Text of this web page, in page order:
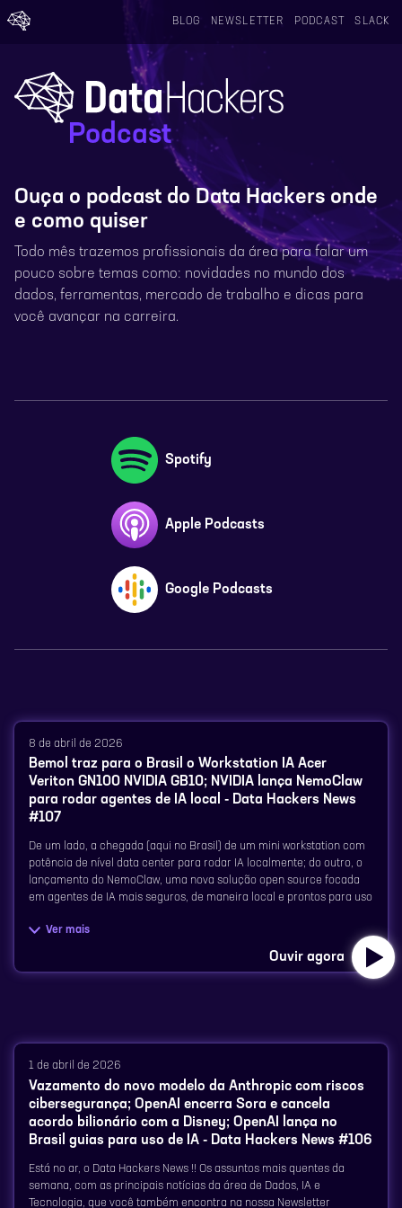
BLOG NEWSLETTER PODCAST SLACK
Podcast
Ouça o podcast do Data Hackers onde
e como quiser
Todo mês trazemos profissionais da área para falar um
pouco sobre temas como: novidades no mundo dos
dados, ferramentas, mercado de trabalho e dicas para
você avançar na carreira.
Spotify
Apple Podcasts
Google Podcasts
8 de abril de 2026
Bemol traz para o Brasil o Workstation IA Acer
Veriton GN100 NVIDIA GB10; NVIDIA lança NemoClaw
para rodar agentes de IA local - Data Hackers News
#107
De um lado, a chegada (aqui no Brasil) de um mini workstation com
potência de nível data center para rodar IA localmente; do outro, o
lançamento do NemoClaw, uma nova solução open source focada
em agentes de IA mais seguros, de maneira local e prontos para uso
Aperte o play e ouça agora, o Data Hackers News dessa semana !
Conheça nossos comentaristas do Data Hackers News: ⁠⁠⁠⁠⁠⁠⁠⁠⁠⁠⁠⁠⁠⁠⁠⁠⁠⁠⁠⁠⁠⁠⁠⁠⁠⁠⁠⁠
Monique Femme⁠⁠⁠⁠⁠⁠⁠⁠⁠⁠⁠⁠⁠⁠⁠⁠⁠⁠⁠⁠⁠⁠⁠⁠⁠⁠⁠⁠⁠, Lider Executiva do Data Hackers, e
Leon Sólon Especialista em Inteligência Artificial Aplicada.
Ver mais
Ouvir agora
1 de abril de 2026
Vazamento do novo modelo da Anthropic com riscos
cibersegurança; OpenAI encerra Sora e cancela
acordo bilionário com a Disney; OpenAI lança no
Brasil guias para uso de IA - Data Hackers News #106
Está no ar, o Data Hackers News !! Os assuntos mais quentes da
semana, com as principais notícias da área de Dados, IA e
Tecnologia, que você também encontra na nossa Newsletter